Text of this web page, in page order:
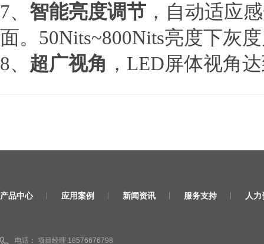
7、 智能亮度调节 ，自动适应
面。50Nits~800Nits亮度下灰
8、 超广视角 ，LED屏体视角
产品中心 应用案例 新闻资讯 服务支持 人
电话： 项目经理 18576676798